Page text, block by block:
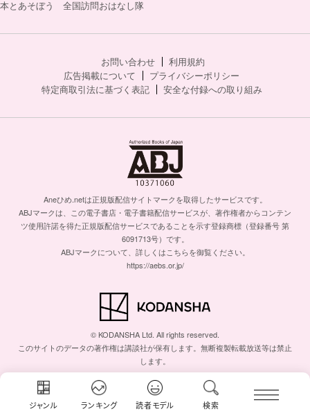
ジャンル ランキング 読者モデル 検索
本とあそぼう 全国訪問おはなし隊
お問い合わせ
利用規約
広告掲載について
プライバシーポリシー
特定商取引法に基づく表記
安全な付録への取り組み
Aneひめ.netは正規版配信サイトマークを取得したサービスです。
ABJマークは、この電子書店・電子書籍配信サービスが、著作権者からコンテン
ツ使用許諾を得た正規版配信サービスであることを示す登録商標（登録番号 第
6091713号）です。
ABJマークについて、詳しくはこちらを御覧ください。
https://aebs.or.jp/
© KODANSHA Ltd. All rights reserved.
このサイトのデータの著作権は講談社が保有します。無断複製転載放送等は禁止
します。